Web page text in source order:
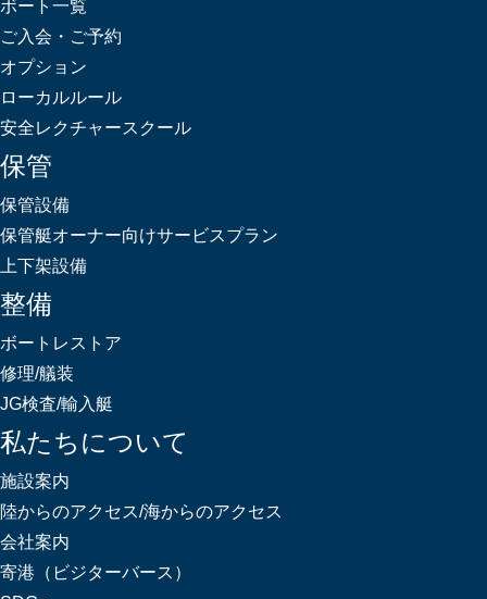
ボート一覧
ご入会・ご予約
オプション
ローカルルール
安全レクチャースクール
保管
保管設備
保管艇オーナー向けサービスプラン
上下架設備
整備
ボートレストア
修理/艤装
JG検査/輸入艇
私たちについて
施設案内
陸からのアクセス/海からのアクセス
会社案内
寄港（ビジターバース）